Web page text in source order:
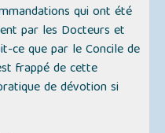
qui ont été
par les Docteurs et
ce que par le Concile de
frappé de cette
de dévotion si